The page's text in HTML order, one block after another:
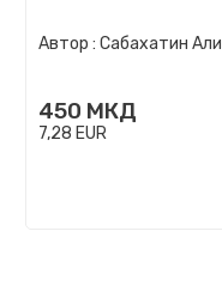
Автор : Сабахатин Али
450 МКД
7,28 EUR